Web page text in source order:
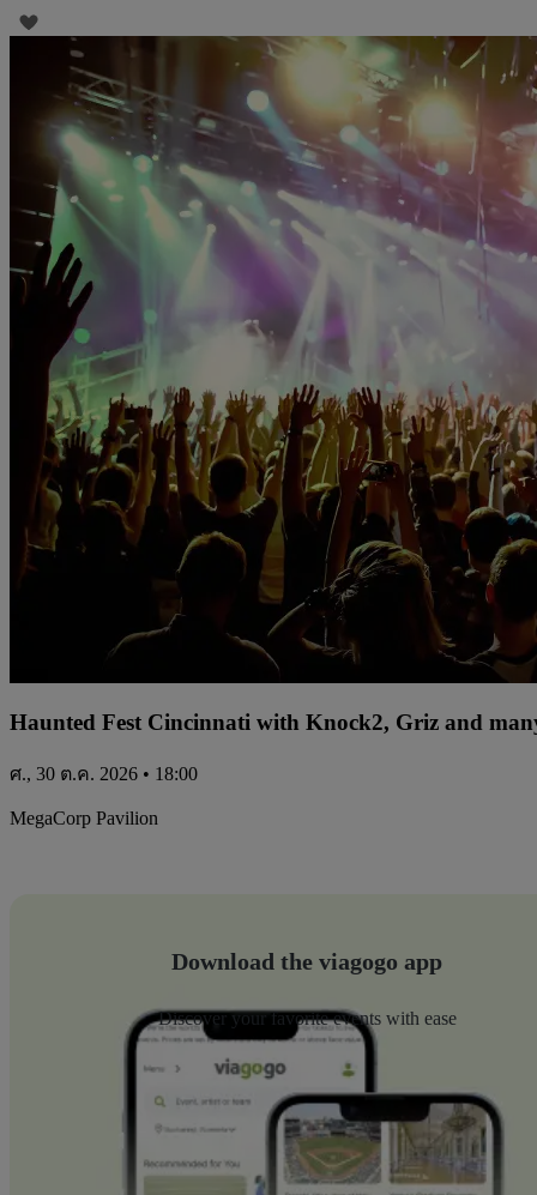
Haunted Fest Cincinnati with Knock2, Griz and
ศ., 30 ต.ค. 2026 • 18:00
MegaCorp Pavilion
Download the viagogo app
Discover your favorite events with ease